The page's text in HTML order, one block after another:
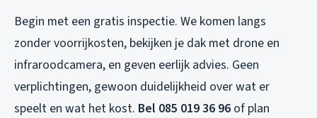
Begin met een gratis inspectie. We komen langs
zonder voorrijkosten, bekijken je dak met drone en
infraroodcamera, en geven eerlijk advies. Geen
verplichtingen, gewoon duidelijkheid over wat er
speelt en wat het kost. Bel 085 019 36 96 of plan